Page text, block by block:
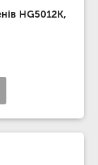
HG5012K,